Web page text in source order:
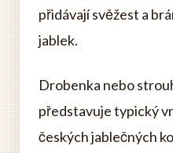
přidávají svěžest a
jablek.
Drobenka nebo
představuje typický
českých jablečných